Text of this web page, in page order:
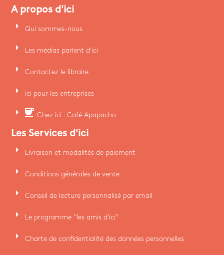
A propos d'ici
arrow_right Qui sommes-nous
arrow_right Les médias parlent d'ici
arrow_right Contactez le libraire
arrow_right ici pour les entreprises
arrow_right coffee Chez ici : Café Apapacho
Les Services d'ici
arrow_right Livraison et modalités de paiement
arrow_right Conditions générales de vente
arrow_right Conseil de lecture personnalisé par email
arrow_right Le programme "les amis d'ici"
arrow_right Charte de confidentialité des données personnelles